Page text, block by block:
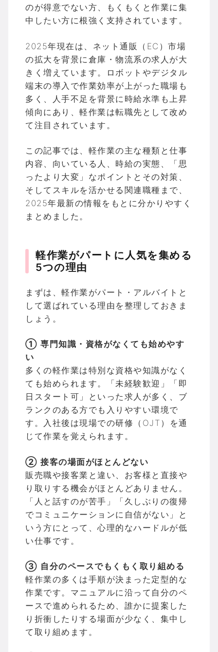
のが得意でない方、もくもくと作業に集
中したい方に根強く支持されています。
2025年現在は、ネット通販（EC）市場
の拡大を背景に倉庫・物流系の求人が大
きく増えています。ロボットやデジタル
端末の導入で作業効率が上がった職場も
多く、人手不足を背景に時給水準も上昇
傾向にあり、軽作業は転職先として改め
て注目されています。
この記事では、軽作業の主な種類と仕事
内容、向いている人、時給の実態、「思
ったより大変」なポイントとその対策、
そしてスキルを活かせる関連職種まで、
2025年最新の情報をもとに分かりやすく
まとめました。
軽作業がパートに人気を集める
5つの理由
まずは、軽作業がパート・アルバイトと
して選ばれている理由を整理しておきま
しょう。
① 専門知識・資格がなくても始めやす
い
多くの軽作業は特別な資格や知識がなく
ても始められます。「未経験歓迎」「即
日スタート可」といった求人が多く、ブ
ランクのある方でも入りやすい環境で
す。入社後は現場での研修（OJT）を通
じて作業を覚えられます。
② 接客の場面がほとんどない
販売職や接客業と違い、お客様と直接や
り取りする機会がほとんどありません。
「人と話すのが苦手」「久しぶりの復帰
でコミュニケーションに自信がない」と
いう方にとって、心理的なハードルが低
い仕事です。
③ 自分のペースでもくもく取り組める
軽作業の多くは手順が決まった定型的な
作業です。マニュアルに沿って自分のペ
ースで進められるため、誰かに提案した
り折衝したりする場面が少なく、集中し
て取り組めます。